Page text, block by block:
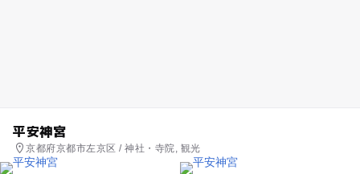
平安神宮
京都府京都市左京区 / 神社・寺院, 観光